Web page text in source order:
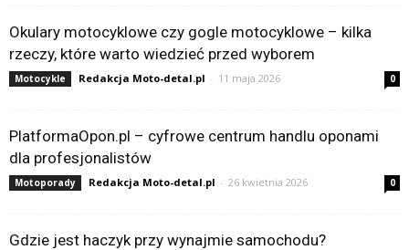
Okulary motocyklowe czy gogle motocyklowe – kilka
rzeczy, które warto wiedzieć przed wyborem
Motocykle Redakcja Moto-detal.pl - 11 maja 2026 0
PlatformaOpon.pl – cyfrowe centrum handlu oponami
dla profesjonalistów
Motoporady Redakcja Moto-detal.pl - 26 kwietnia 2026 0
Gdzie jest haczyk przy wynajmie samochodu?